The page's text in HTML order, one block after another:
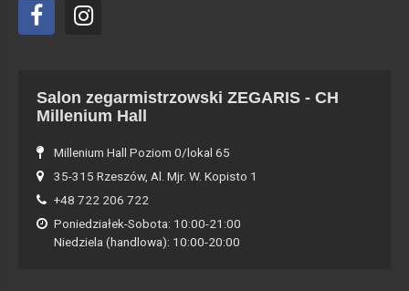
Salon zegarmistrzowski ZEGARIS - CH
Millenium Hall
Millenium Hall Poziom 0/lokal 65
35-315 Rzeszów, Al. Mjr. W. Kopisto 1
+48 722 206 722
Poniedziałek-Sobota: 10:00-21:00
Niedziela (handlowa): 10:00-20:00